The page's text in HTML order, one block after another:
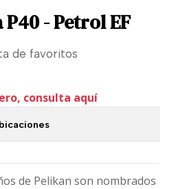
- Petrol EF
de favoritos
consulta aquí
de Pelikan son nombrados